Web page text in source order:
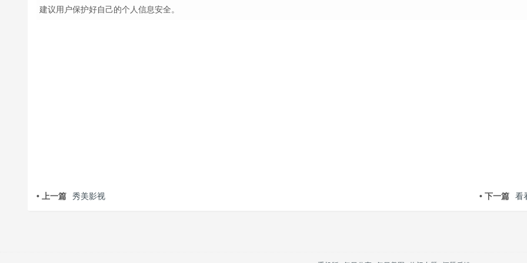
建议用户保护好自己的个人信息安全。
• 上一篇 秀美影视 • 下一篇 看